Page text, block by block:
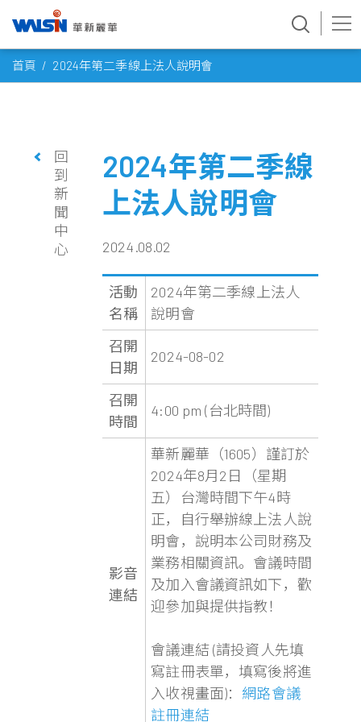
首頁 2024年第二季線上法人說明會
回
到
新
聞
中
心
2024年第二季線
上法人說明會
2024.08.02
活動
名稱
2024年第二季線上法人
說明會
召開
日期
2024-08-02
召開
時間
4:00 pm (台北時間)
影音
連結
華新麗華（1605）謹訂於
2024年8月2日（星期
五）台灣時間下午4時
正，自行舉辦線上法人說
明會，說明本公司財務及
業務相關資訊。會議時間
及加入會議資訊如下，歡
迎參加與提供指教！
會議連結 (請投資人先填
寫註冊表單，填寫後將進
入收視畫面)： 網路會議
註冊連結